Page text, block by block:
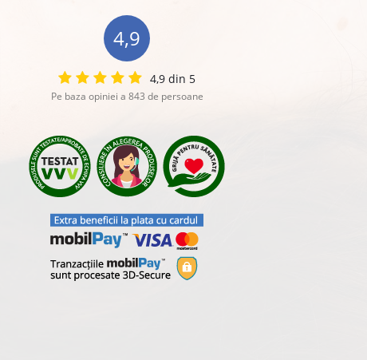
4,9
4,9 din 5
Pe baza opiniei a 843 de persoane